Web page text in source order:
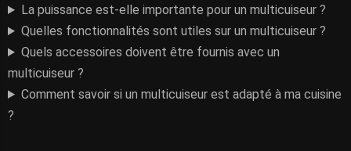
La puissance est-elle importante pour un multicuiseur ?
Quelles fonctionnalités sont utiles sur un multicuiseur ?
Quels accessoires doivent être fournis avec un
multicuiseur ?
Comment savoir si un multicuiseur est adapté à ma cuisine
?